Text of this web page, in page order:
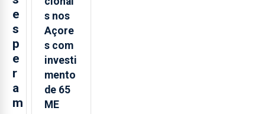
e
s
p
e
r
a
m
s nos
Açore
s com
investi
mento
de 65
ME